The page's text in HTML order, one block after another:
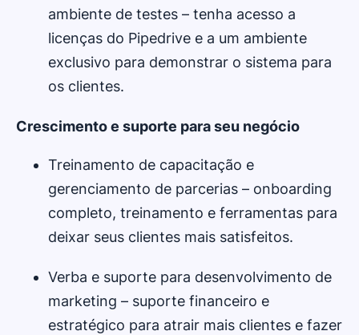
ambiente de testes – tenha acesso a
licenças do Pipedrive e a um ambiente
exclusivo para demonstrar o sistema para
os clientes.
Crescimento e suporte para seu negócio
Treinamento de capacitação e
gerenciamento de parcerias – onboarding
completo, treinamento e ferramentas para
deixar seus clientes mais satisfeitos.
Verba e suporte para desenvolvimento de
marketing – suporte financeiro e
estratégico para atrair mais clientes e fazer